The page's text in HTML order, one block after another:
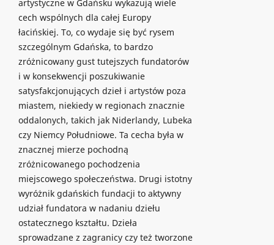
artystyczne w Gdańsku wykazują wiele
cech wspólnych dla całej Europy
łacińskiej. To, co wydaje się być rysem
szczególnym Gdańska, to bardzo
zróżnicowany gust tutejszych fundatorów
i w konsekwencji poszukiwanie
satysfakcjonujących dzieł i artystów poza
miastem, niekiedy w regionach znacznie
oddalonych, takich jak Niderlandy, Lubeka
czy Niemcy Południowe. Ta cecha była w
znacznej mierze pochodną
zróżnicowanego pochodzenia
miejscowego społeczeństwa. Drugi istotny
wyróżnik gdańskich fundacji to aktywny
udział fundatora w nadaniu dziełu
ostatecznego kształtu. Dzieła
sprowadzane z zagranicy czy też tworzone